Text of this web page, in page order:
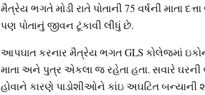
મૈત્રેય ભગતે મોડી રાતે પોતાની 75 વર્ષની માતા
પણ પોતાનું જીવન ટૂંકાવી લીધું છે.
આપઘાત કરનાર મૈત્રેય ભગત GLS કોલેજમાં
માતા અને પુત્ર એકલા જ રહેતા હતા. સવારે
હોવાને કારણે પાડોશીઓને કાંઇ અઘટિત